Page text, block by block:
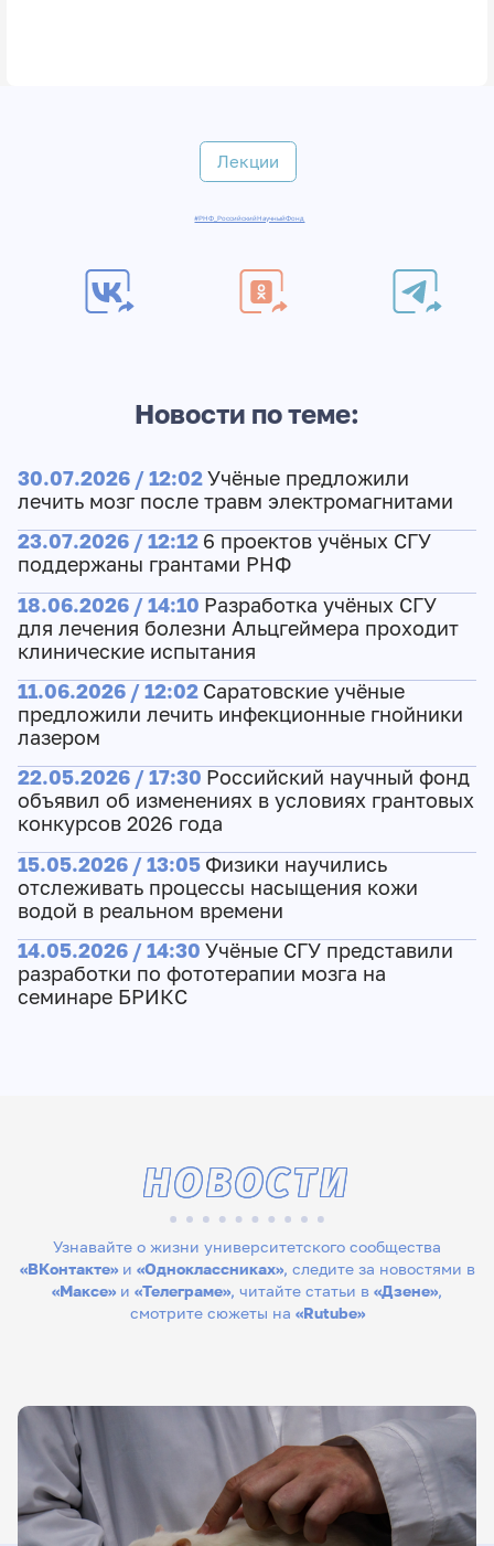
Лекции
#РНФ_РоссийскийНаучныйФонд
Новости по теме:
30.07.2026 / 12:02Учёные предложили
лечить мозг после травм электромагнитами
23.07.2026 / 12:12 6 проектов учёных СГУ
поддержаны грантами РНФ
18.06.2026 / 14:10 Разработка учёных СГУ
для лечения болезни Альцгеймера проходит
клинические испытания
11.06.2026 / 12:02 Саратовские учёные
предложили лечить инфекционные гнойники
лазером
22.05.2026 / 17:30 Российский научный фонд
объявил об изменениях в условиях грантовых
конкурсов 2026 года
15.05.2026 / 13:05 Физики научились
отслеживать процессы насыщения кожи
водой в реальном времени
14.05.2026 / 14:30 Учёные СГУ представили
разработки по фототерапии мозга на
семинаре БРИКС
Узнавайте о жизни университетского сообщества
«ВКонтакте»и «Одноклассниках», следите за новостями в
«Максе» и «Телеграме», читайте статьи в «Дзене»,
смотрите сюжеты на «Rutube»
НОВОСТИ